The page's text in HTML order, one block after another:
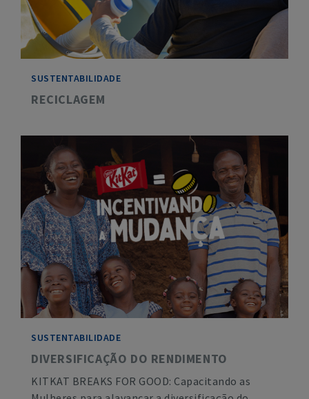
SUSTENTABILIDADE
RECICLAGEM
SUSTENTABILIDADE
DIVERSIFICAÇÃO DO RENDIMENTO
KITKAT BREAKS FOR GOOD: Capacitando as